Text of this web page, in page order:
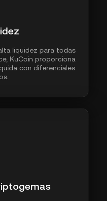
liquidez para todas
KuCoin proporciona
con diferenciales